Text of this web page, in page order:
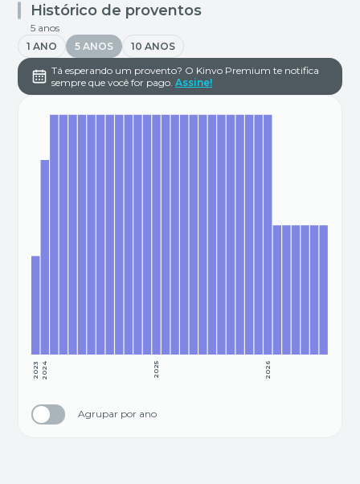
Histórico de proventos
5 anos
1 ANO
5 ANOS
10 ANOS
Tá esperando um provento? O Kinvo Premium te notifica
sempre que você for pago. Assine!
2026
2025
2024
2023
Agrupar por ano